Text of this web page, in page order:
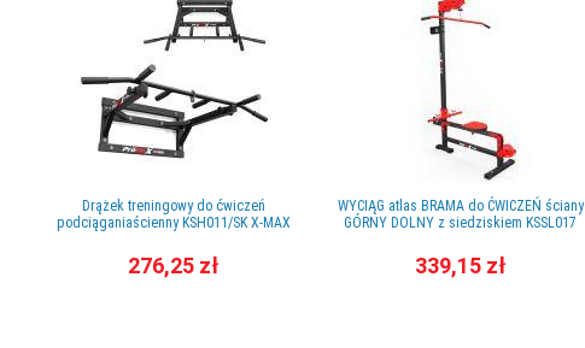
Drążek treningowy do ćwiczeń
podciąganiaścienny KSH011/SK X-MAX
276,25 zł
WYCIĄG atlas BRAMA do ĆWICZEŃ ściany
GÓRNY DOLNY z siedziskiem KSSL017
339,15 zł